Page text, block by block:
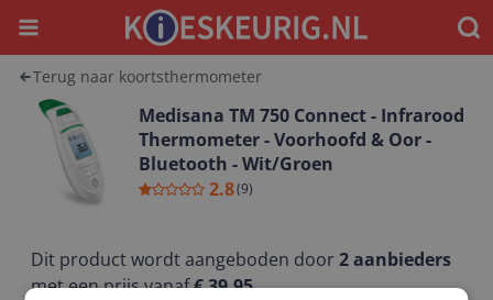
Menu
Terug naar koortsthermometer
Medisana TM 750 Connect - Infrarood
Thermometer - Voorhoofd & Oor -
Bluetooth - Wit/Groen
2.8(9)
Dit product wordt aangeboden door2aanbieders
met een prijs vanaf€ 39,95